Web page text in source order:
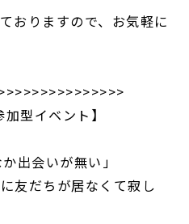
おりますので、お気軽に
型イベント】
出会いが無い」
友だちが居なくて寂し